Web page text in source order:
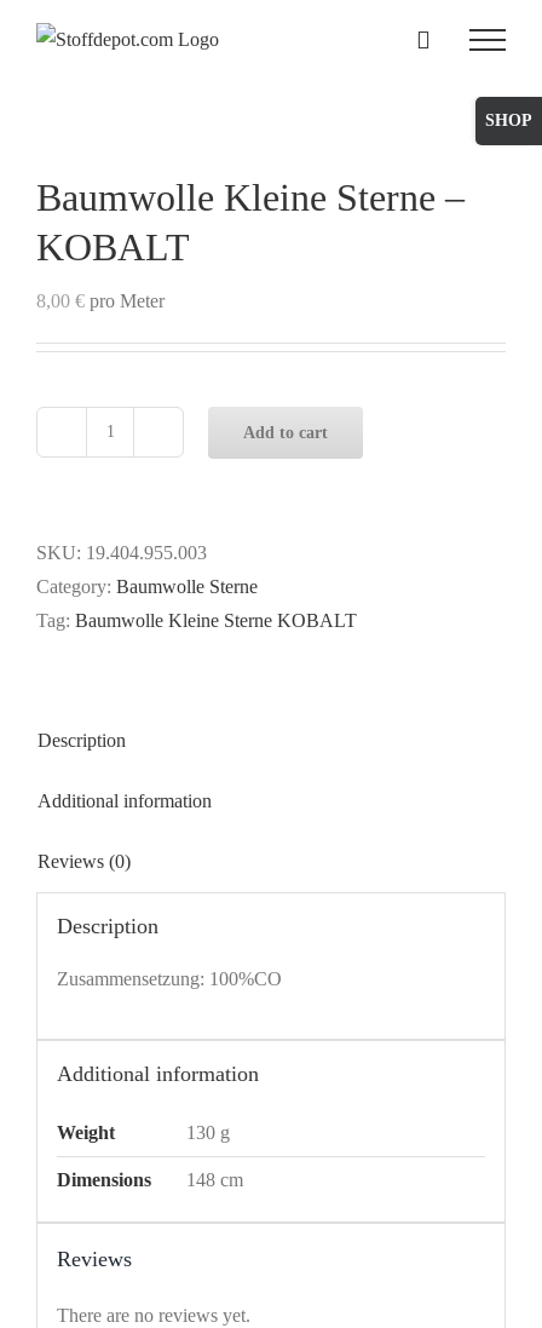
Baumwolle Kleine Sterne –
KOBALT
8,00 € pro Meter
-
KOBALT
quantity
Add to cart
SKU: 19.404.955.003
Category: Baumwolle Sterne
Tag: Baumwolle Kleine Sterne KOBALT
Description
Additional information
Reviews (0)
Description
Zusammensetzung: 100%CO
Additional information
Weight 130 g
Dimensions 148 cm
Reviews
There are no reviews yet.
Toggle
Sliding